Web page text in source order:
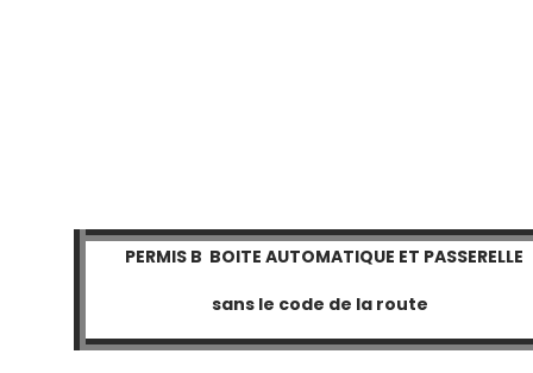
PERMIS B BOITE AUTOMATIQUE ET PASSERELLE
sans le code de la route